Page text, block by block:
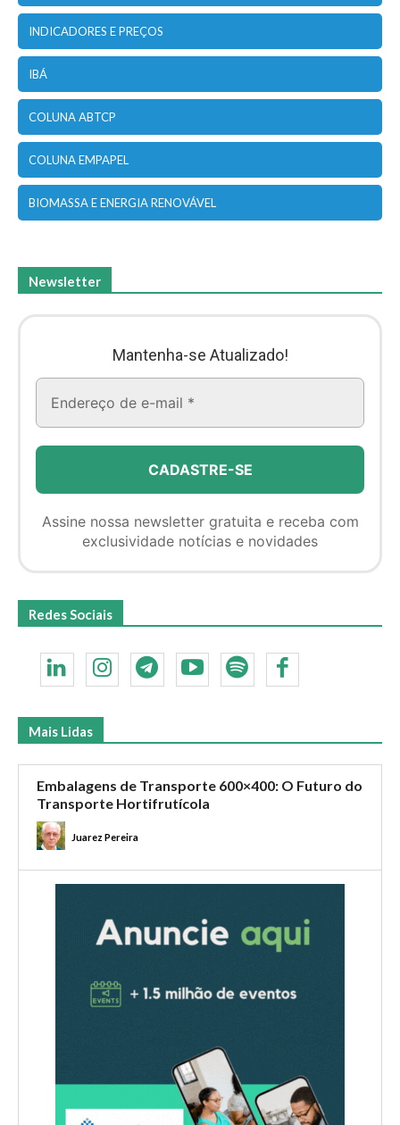
INDICADORES E PREÇOS
IBÁ
COLUNA ABTCP
COLUNA EMPAPEL
BIOMASSA E ENERGIA RENOVÁVEL
Newsletter
Mantenha-se Atualizado!
Assine nossa newsletter gratuita e receba com
exclusividade notícias e novidades
Redes Sociais
Mais Lidas
Embalagens de Transporte 600×400: O Futuro do
Transporte Hortifrutícola
Juarez Pereira